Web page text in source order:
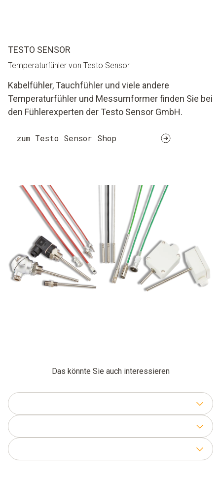
TESTO SENSOR
Temperaturfühler von Testo Sensor
Kabelfühler, Tauchfühler und viele andere
Temperaturfühler und Messumformer finden Sie bei
den Fühlerexperten der Testo Sensor GmbH.
zum Testo Sensor Shop
Das könnte Sie auch interessieren